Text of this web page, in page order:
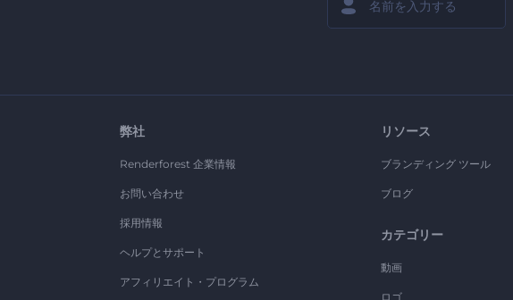
弊社
Renderforest 企業情報
お問い合わせ
採用情報
ヘルプとサポート
アフィリエイト・プログラム
リソース
ブランディング ツール
ブログ
カテゴリー
動画
ロゴ